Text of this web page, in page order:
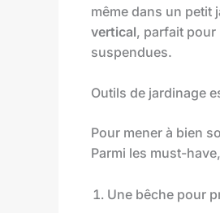
même dans un petit
vertical, parfait pour
suspendues.
Outils de jardinage
Pour mener à bien
Parmi les must-
Une bêche pour